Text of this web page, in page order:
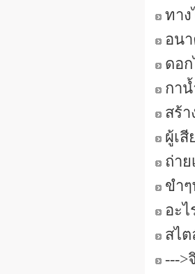
ทา
อน
ดอ
กา
สร้
ผู้เสี
ถ่า
ขำ
อะ
สไ
--->